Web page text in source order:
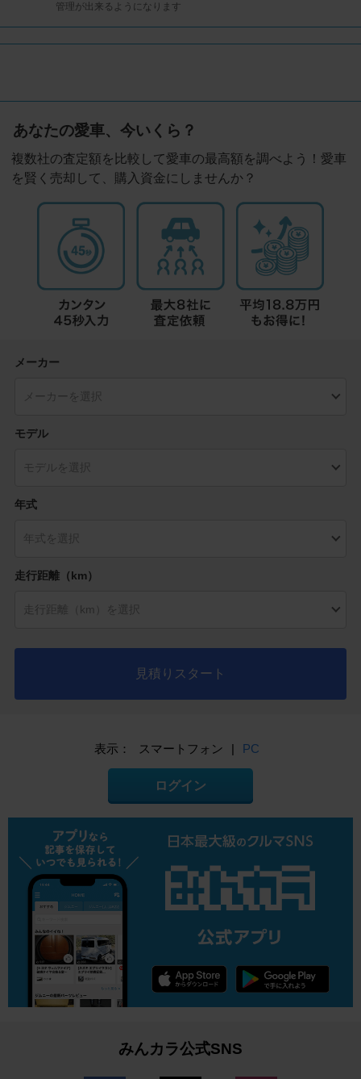
管理が出来るようになります
あなたの愛車、今いくら？
複数社の査定額を比較して愛車の最高額を調べよう！愛車
を賢く売却して、購入資金にしませんか？
メーカー
モデル
年式
走行距離（km）
見積りスタート
表示： スマートフォン | PC
ログイン
みんカラ公式SNS